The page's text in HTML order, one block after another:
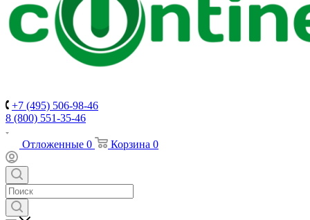
+7 (495) 506-98-46
8 (800) 551-35-46
Отложенные 0 Корзина 0